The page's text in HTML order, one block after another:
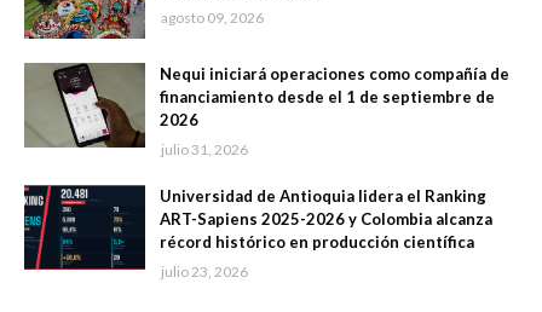
agosto 09, 2026
Nequi iniciará operaciones como compañía de
financiamiento desde el 1 de septiembre de
2026
julio 31, 2026
Universidad de Antioquia lidera el Ranking
ART-Sapiens 2025-2026 y Colombia alcanza
récord histórico en producción científica
julio 23, 2026